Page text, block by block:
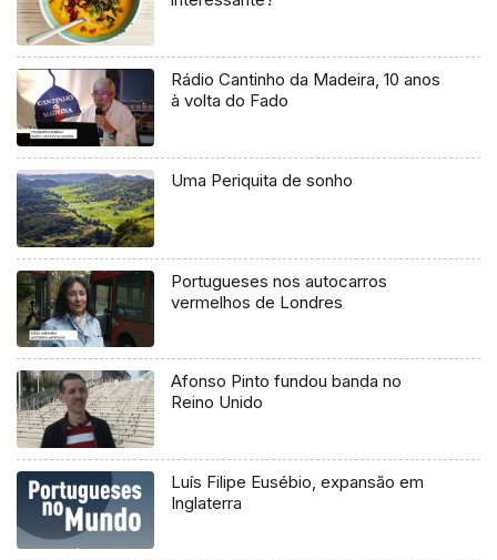
Rádio Cantinho da Madeira, 10 anos
à volta do Fado
Uma Periquita de sonho
Portugueses nos autocarros
vermelhos de Londres
Afonso Pinto fundou banda no
Reino Unido
Luís Filipe Eusébio, expansão em
Inglaterra